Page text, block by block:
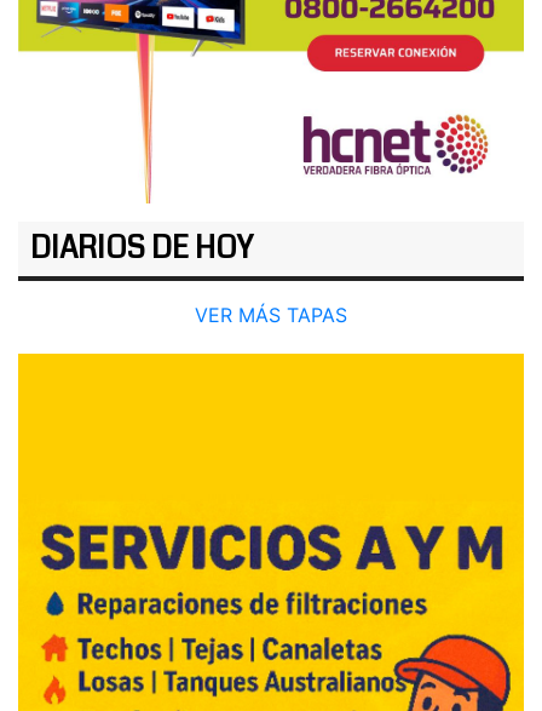
DIARIOS DE HOY
VER MÁS TAPAS